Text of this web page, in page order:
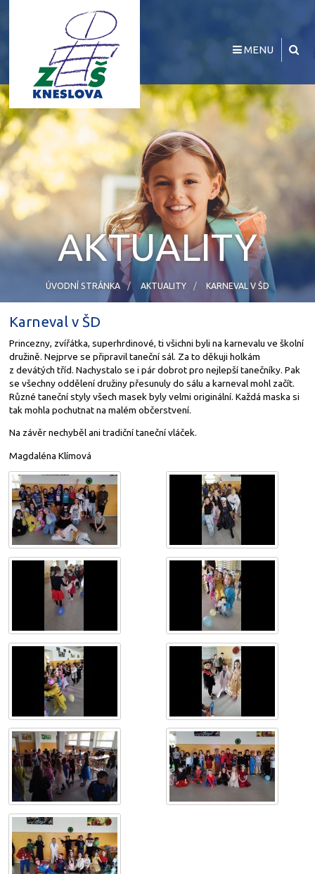
MENU
AKTUALITY
ÚVODNÍ STRÁNKA AKTUALITY KARNEVAL V ŠD
Karneval v ŠD
Princezny, zvířátka, superhrdinové, ti všichni byli na karnevalu ve školní
družině. Nejprve se připravil taneční sál. Za to děkuji holkám
z devátých tříd. Nachystalo se i pár dobrot pro nejlepší tanečníky. Pak
se všechny oddělení družiny přesunuly do sálu a karneval mohl začít.
Různé taneční styly všech masek byly velmi originální. Každá maska si
tak mohla pochutnat na malém občerstvení.
Na závěr nechyběl ani tradiční taneční vláček.
Magdaléna Klímová